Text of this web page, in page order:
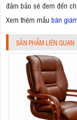
đảm bảo sẽ đem đến
Xem thêm mẫu bàn
SẢN PHẨM LIÊN QUAN